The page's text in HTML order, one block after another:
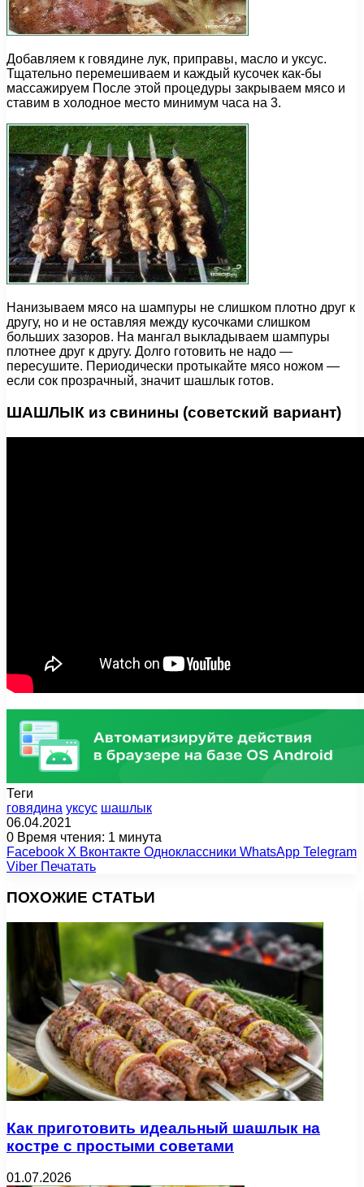
Добавляем к говядине лук, приправы, масло и уксус.
Тщательно перемешиваем и каждый кусочек как-бы
массажируем После этой процедуры закрываем мясо и
ставим в холодное место минимум часа на 3.
Нанизываем мясо на шампуры не слишком плотно друг к
другу, но и не оставляя между кусочками слишком
больших зазоров. На мангал выкладываем шампуры
плотнее друг к другу. Долго готовить не надо —
пересушите. Периодически протыкайте мясо ножом —
если сок прозрачный, значит шашлык готов.
ШАШЛЫК из свинины (советский вариант)
Теги
говядина уксус шашлык
06.04.2021
0 Время чтения: 1 минута
Facebook X Вконтакте Одноклассники WhatsApp Telegram
Viber Печатать
ПОХОЖИЕ СТАТЬИ
Как приготовить идеальный шашлык на
костре с простыми советами
01.07.2026